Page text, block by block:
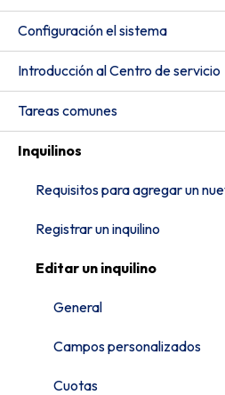
Configuración el sistema
Introducción al Centro de servicio
Tareas comunes
Inquilinos
Requisitos para agregar un
Registrar un inquilino
Editar un inquilino
General
Campos personalizados
Cuotas